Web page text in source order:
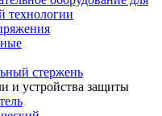
технологии
стержень
и устройства защиты